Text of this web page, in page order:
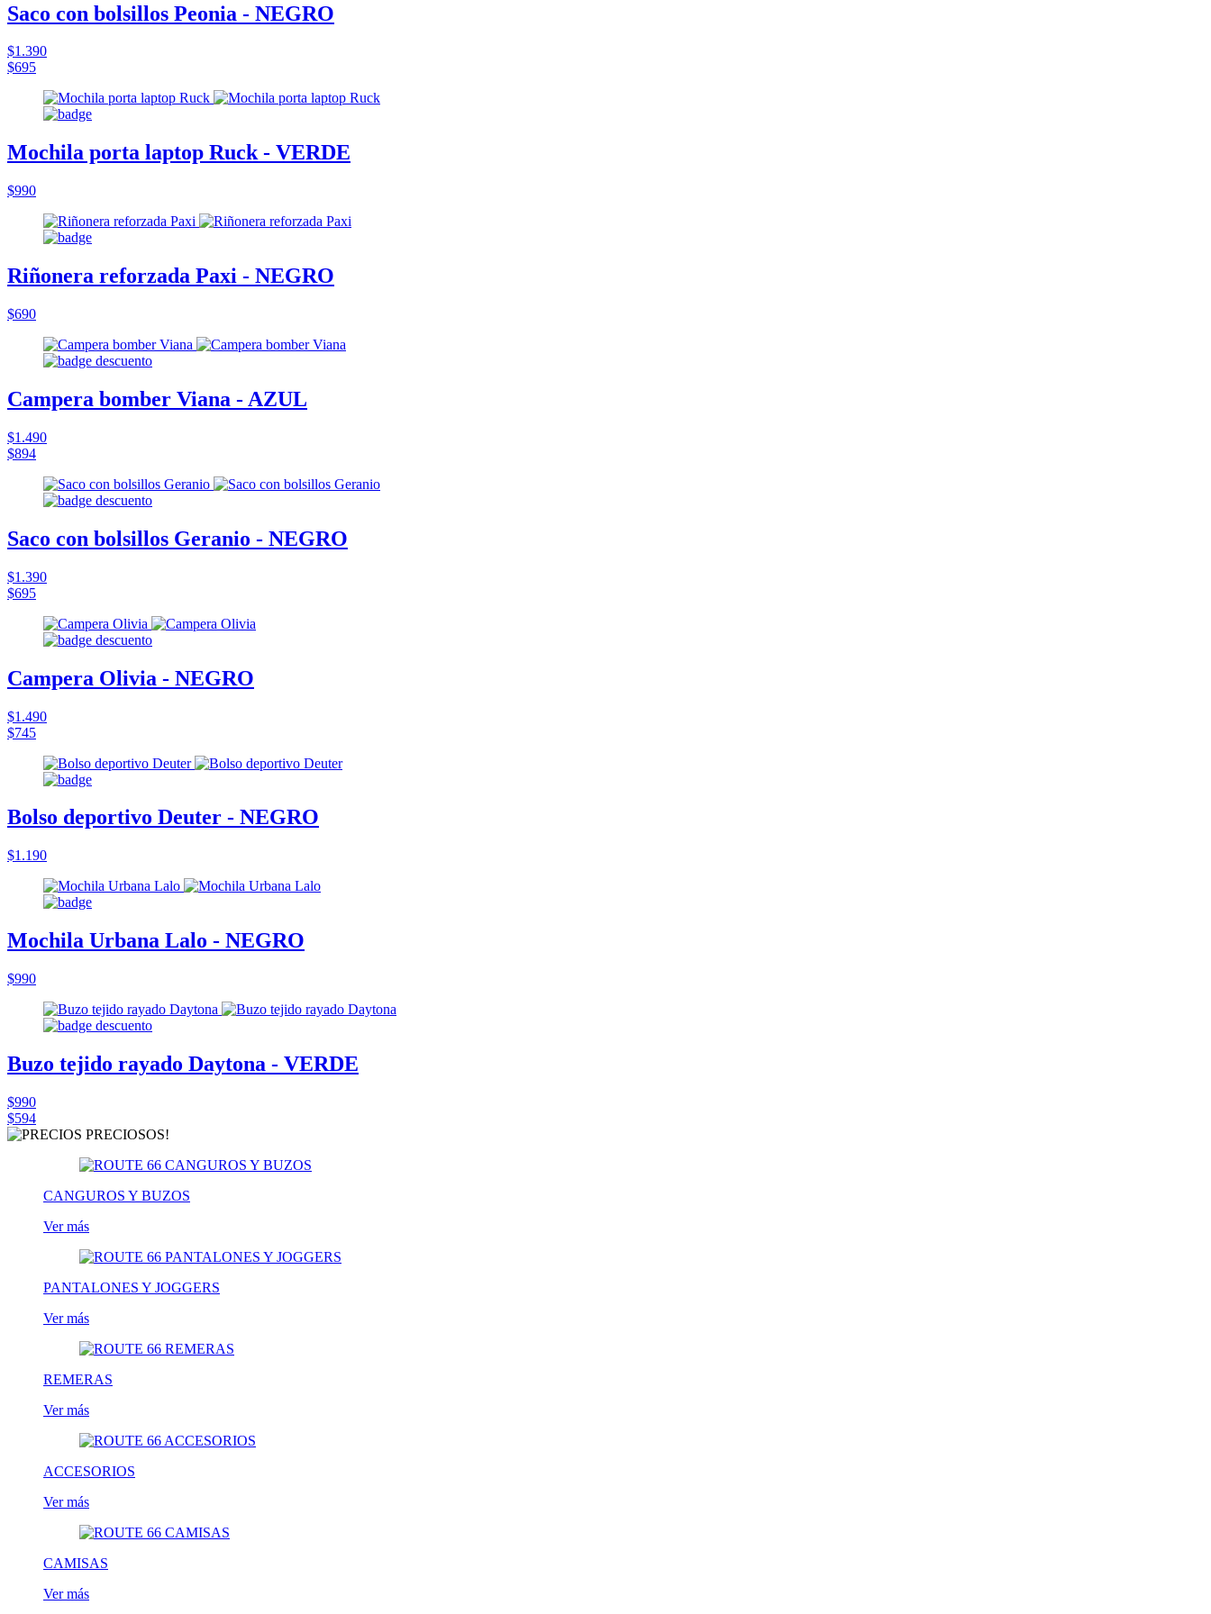
Saco con bolsillos Peonia - NEGRO
$1.390
$695
Mochila porta laptop Ruck - VERDE
$990
Riñonera reforzada Paxi - NEGRO
$690
Campera bomber Viana - AZUL
$1.490
$894
Saco con bolsillos Geranio - NEGRO
$1.390
$695
Campera Olivia - NEGRO
$1.490
$745
Bolso deportivo Deuter - NEGRO
$1.190
Mochila Urbana Lalo - NEGRO
$990
Buzo tejido rayado Daytona - VERDE
$990
$594
CANGUROS Y BUZOS
Ver más
PANTALONES Y JOGGERS
Ver más
REMERAS
Ver más
ACCESORIOS
Ver más
CAMISAS
Ver más